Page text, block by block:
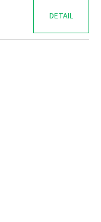
DETAIL